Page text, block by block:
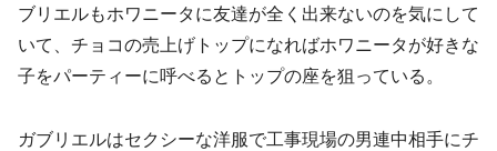
ブリエルもホワニータに友達が全く出来ないのを気にして
いて、チョコの売上げトップになればホワニータが好きな
子をパーティーに呼べるとトップの座を狙っている。
ガブリエルはセクシーな洋服で工事現場の男連中相手にチ